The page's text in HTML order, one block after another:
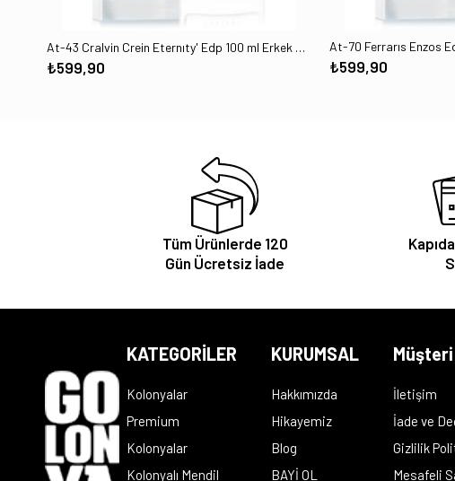
At-43 Cralvin Crein Eternıty' Edp 100 ml Erkek Parfüm
₺599,90
At-70 Ferrarıs Enzos
₺599,90
Tüm Ürünlerde 120
Gün Ücretsiz İade
KATEGORİLER
Kolonyalar
Premium
Kolonyalar
Kolonyalı Mendil
KURUMSAL
Hakkımızda
Hikayemiz
Blog
BAYİ OL
İletişim
İade ve
Gizlilik
Mesafeli